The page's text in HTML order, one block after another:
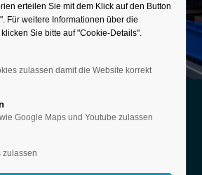
col4" existiert leider
zur Anbindung
erteilen Sie mit dem Klick auf den Button
Für weitere Informationen über die
Sie bitte auf "Cookie-Details".
zulassen damit die Website korrekt
Google Maps und Youtube zulassen
zulassen